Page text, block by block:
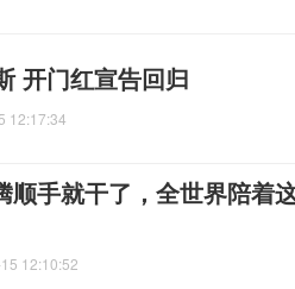
开门红宣告回归
12:17:34
顺手就干了，全世界陪着
12:10:52